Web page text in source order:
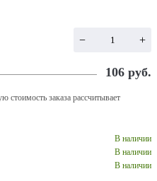
− +
106 руб.
стоимость заказа рассчитывает
В наличии
В наличии
В наличии